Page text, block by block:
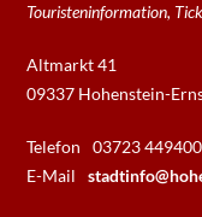
Touristeninformation,
Altmarkt 41
09337 Hohenstein-
Telefon
03723 449400
E-Mail